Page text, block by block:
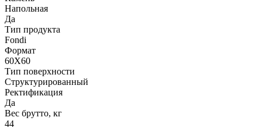
Напольная
Да
Тип продукта
Fondi
Формат
60X60
Тип поверхности
Структурированный
Ректификация
Да
Вес брутто, кг
44